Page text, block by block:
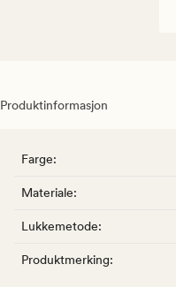
Produktinformasjon
Farge:
Materiale:
Lukkemetode:
Produktmerking: